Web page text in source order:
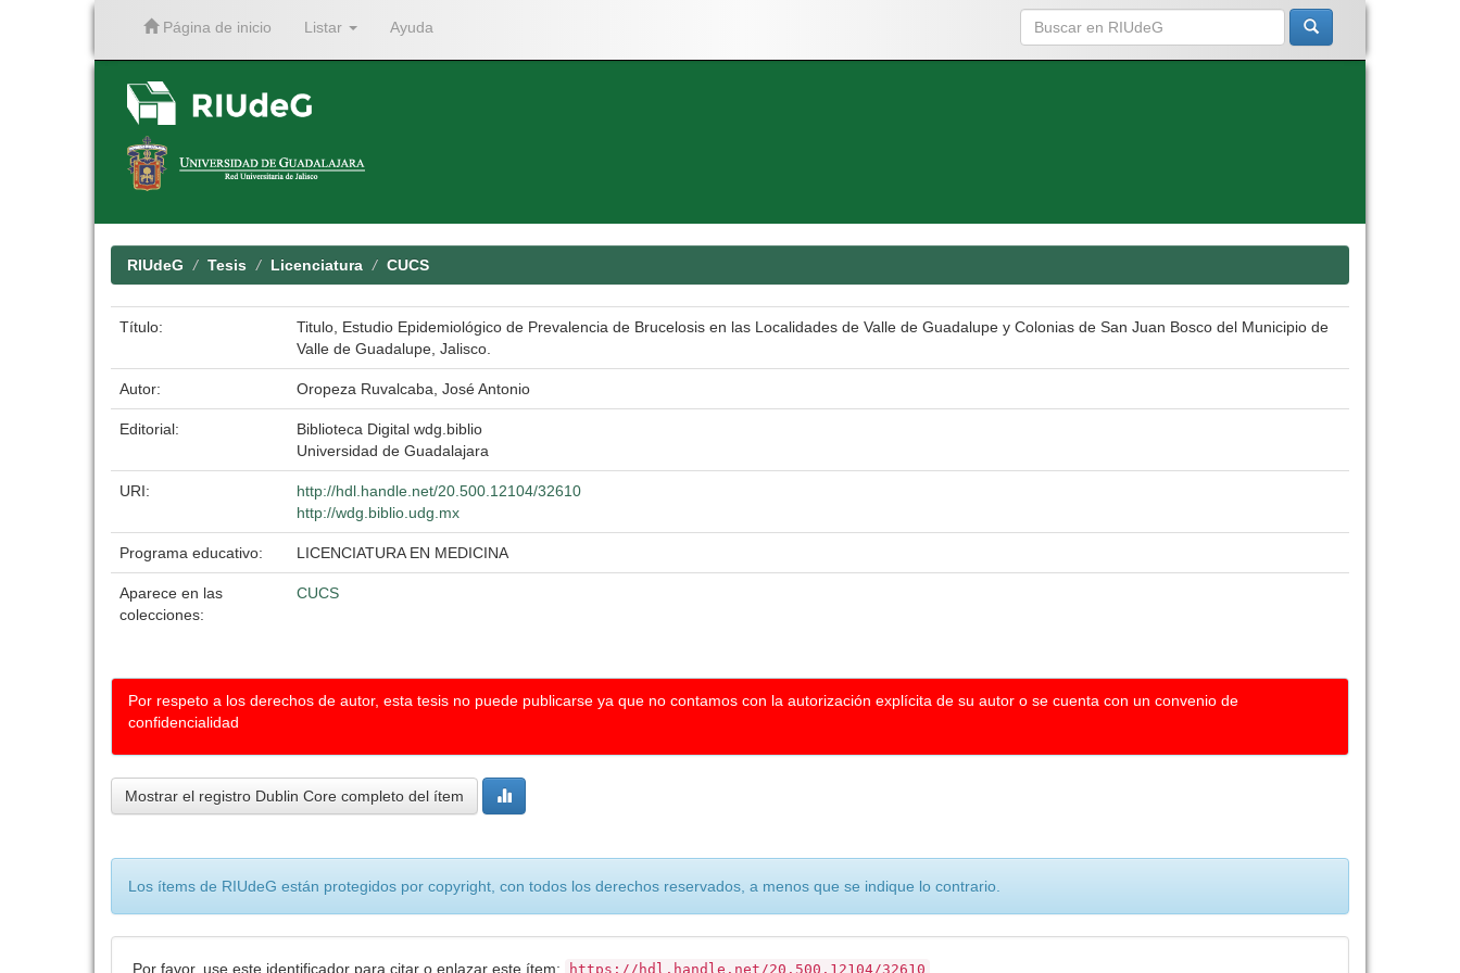
Página de inicio Listar Ayuda
RIUdeG Tesis Licenciatura CUCS
Título:
Titulo, Estudio Epidemiológico de Prevalencia de Brucelosis en las Localidades de Valle de Guadalupe y Colonias de San Juan Bosco del Municipio de
Valle de Guadalupe, Jalisco.
Autor: Oropeza Ruvalcaba, José Antonio
Editorial:
Biblioteca Digital wdg.biblio
Universidad de Guadalajara
URI:
http://hdl.handle.net/20.500.12104/32610
http://wdg.biblio.udg.mx
Programa educativo: LICENCIATURA EN MEDICINA
Aparece en las
colecciones:
CUCS
Por respeto a los derechos de autor, esta tesis no puede publicarse ya que no contamos con la autorización explícita de su autor o se cuenta con un convenio de
confidencialidad
Mostrar el registro Dublin Core completo del ítem
Los ítems de RIUdeG están protegidos por copyright, con todos los derechos reservados, a menos que se indique lo contrario.
Por favor, use este identificador para citar o enlazar este ítem: https://hdl.handle.net/20.500.12104/32610